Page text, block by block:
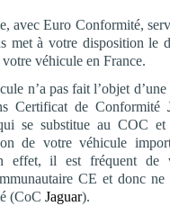
avec Euro Conformité,
met à votre disposition le
véhicule en France.
n’a pas fait l’objet
Certificat de Conformité
se substitue au COC
de votre véhicule
effet, il est fréquent de
CE et donc
(CoC Jaguar).